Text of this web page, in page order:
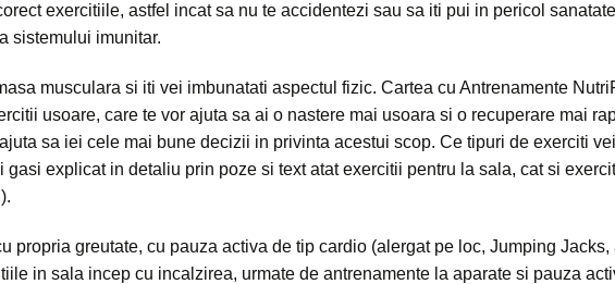
exercitiile, astfel incat sa nu te accidentezi sau sa iti pui in pericol
sistemului imunitar.
musculara si iti vei imbunatati aspectul fizic. Cartea cu Antrenamente
usoare, care te vor ajuta sa ai o nastere mai usoara si o recuperare mai
sa iei cele mai bune decizii in privinta acestui scop. Ce tipuri de exerciti
explicat in detaliu prin poze si text atat exercitii pentru la sala, cat si
propria greutate, cu pauza activa de tip cardio (alergat pe loc, Jumping
in sala incep cu incalzirea, urmate de antrenamente la aparate si pauza